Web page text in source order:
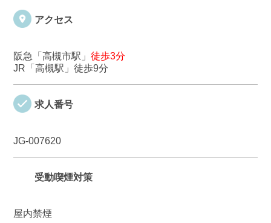
アクセス
阪急「高槻市駅」 徒歩3分
JR「高槻駅」徒歩9分
求人番号
JG-007620
受動喫煙対策
屋内禁煙